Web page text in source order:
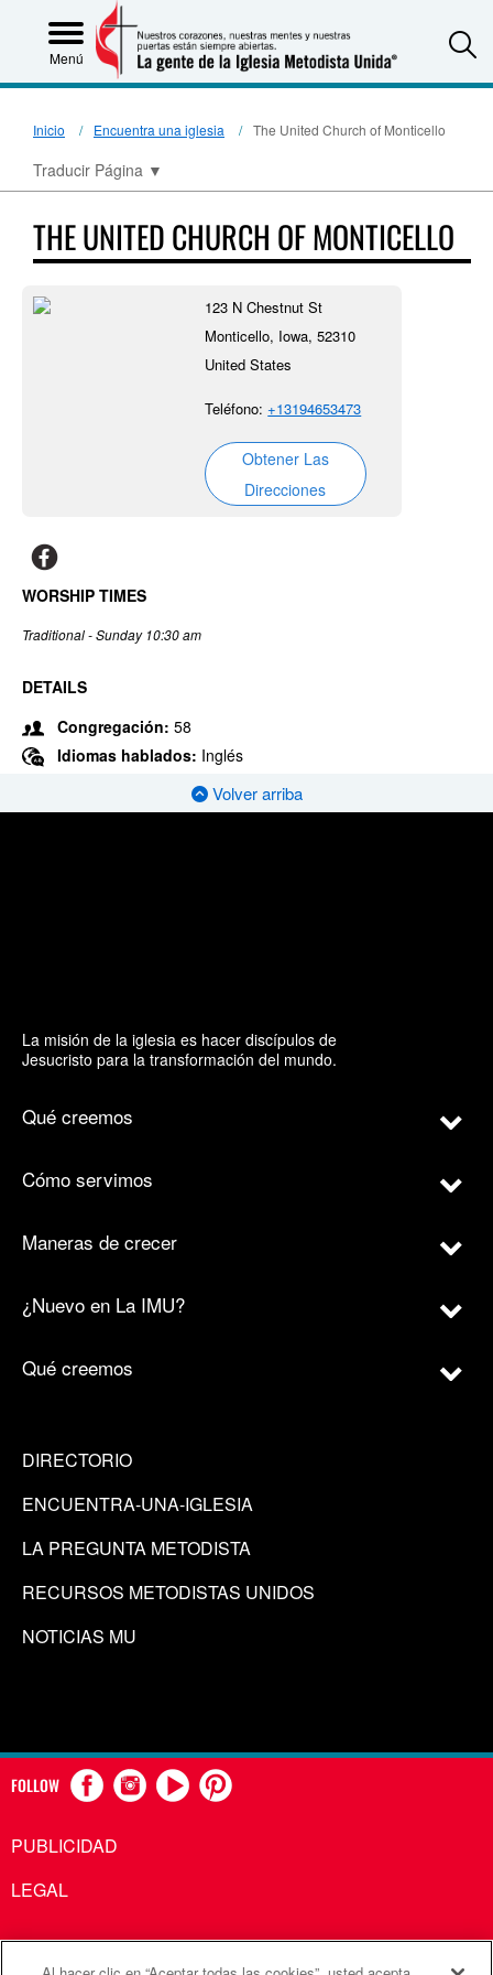
Menú
Inicio Encuentra una iglesia The United Church of Monticello
Traducir Página ▼
THE UNITED CHURCH OF MONTICELLO
123 N Chestnut St
Monticello, Iowa, 52310
United States
Teléfono:+13194653473
Obtener Las
Direcciones
WORSHIP TIMES
Traditional - Sunday 10:30 am
DETAILS
Congregación: 58
Idiomas hablados: Inglés
Volver arriba
La misión de la iglesia es hacer discípulos de
Jesucristo para la transformación del mundo.
Qué creemos
Cómo servimos
Maneras de crecer
¿Nuevo en La IMU?
Qué creemos
DIRECTORIO
ENCUENTRA-UNA-IGLESIA
LA PREGUNTA METODISTA
RECURSOS METODISTAS UNIDOS
NOTICIAS MU
FOLLOW
PUBLICIDAD
LEGAL